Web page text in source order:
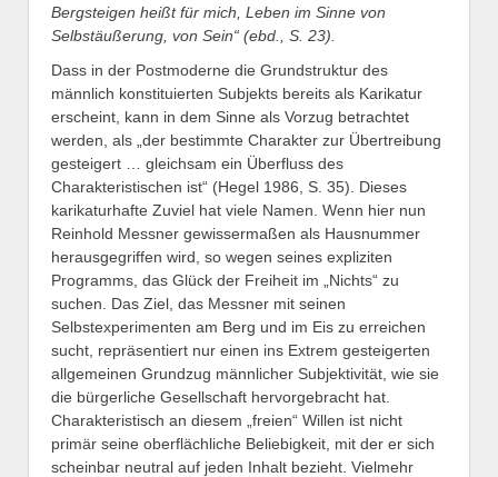
Bergsteigen heißt für mich, Leben im Sinne von
Selbstäußerung, von Sein“ (ebd., S. 23).
Dass in der Postmoderne die Grundstruktur des
männlich konstituierten Subjekts bereits als Karikatur
erscheint, kann in dem Sinne als Vorzug betrachtet
werden, als „der bestimmte Charakter zur Übertreibung
gesteigert … gleichsam ein Überfluss des
Charakteristischen ist“ (Hegel 1986, S. 35). Dieses
karikaturhafte Zuviel hat viele Namen. Wenn hier nun
Reinhold Messner gewissermaßen als Hausnummer
herausgegriffen wird, so wegen seines expliziten
Programms, das Glück der Freiheit im „Nichts“ zu
suchen. Das Ziel, das Messner mit seinen
Selbstexperimenten am Berg und im Eis zu erreichen
sucht, repräsentiert nur einen ins Extrem gesteigerten
allgemeinen Grundzug männlicher Subjektivität, wie sie
die bürgerliche Gesellschaft hervorgebracht hat.
Charakteristisch an diesem „freien“ Willen ist nicht
primär seine oberflächliche Beliebigkeit, mit der er sich
scheinbar neutral auf jeden Inhalt bezieht. Vielmehr